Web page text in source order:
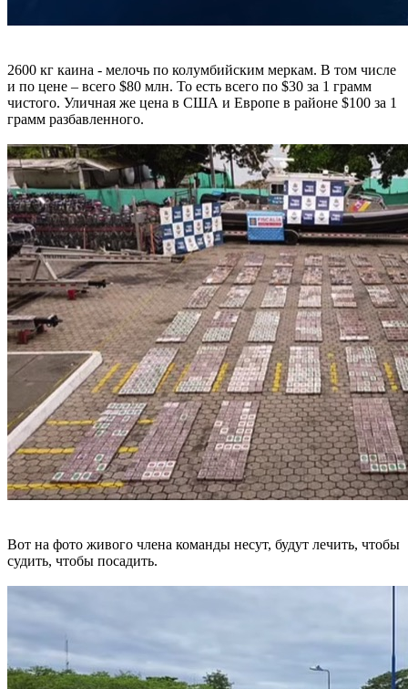
2600 кг каина - мелочь по колумбийским меркам. В том числе
и по цене – всего $80 млн. То есть всего по $30 за 1 грамм
чистого. Уличная же цена в США и Европе в районе $100 за 1
грамм разбавленного.
Вот на фото живого члена команды несут, будут лечить, чтобы
судить, чтобы посадить.